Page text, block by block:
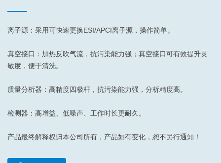
离子源：采用可快速更换ESI/APCI离子源，操作简单。
真空接口：加热反吹气流，抗污染能力强；真空接口可有效提升灵
敏度，便于清洗。
质量分析器：高精度四极杆，抗污染能力强，分析精度高。
检测器：高增益、低噪声、工作时长更耐久。
产品最终解释权归本公司所有，产品如有变化，恕不另行通知！